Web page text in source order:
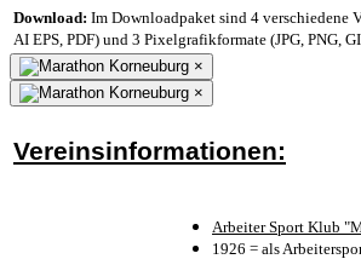
Download: Im Downloadpaket sind 4 verschiedene
AI EPS, PDF) und 3 Pixelgrafikformate (JPG, PNG,
×
×
Vereinsinformationen:
Arbeiter Sport Klub
1926 = als